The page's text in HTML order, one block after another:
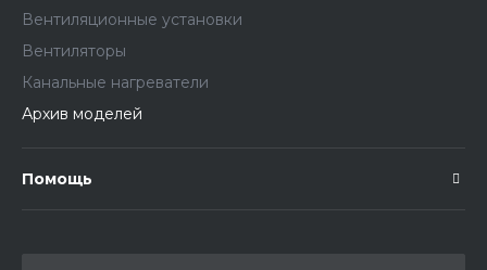
Вентиляционные установки
Вентиляторы
Канальные нагреватели
Архив моделей
Помощь